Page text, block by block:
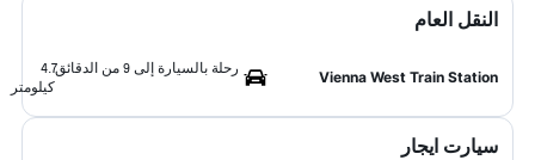
النقل العام
Vienna West Train Station
رحلة بالسيارة إلى 9 من الدقائق
4.7
كيلومتر
سيارت ايجار